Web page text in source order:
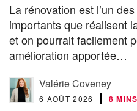
La rénovation est l’un
importants que réalisent
et on pourrait facilement
amélioration apportée…
Valérie Coveney
6 AOÛT 2026 8